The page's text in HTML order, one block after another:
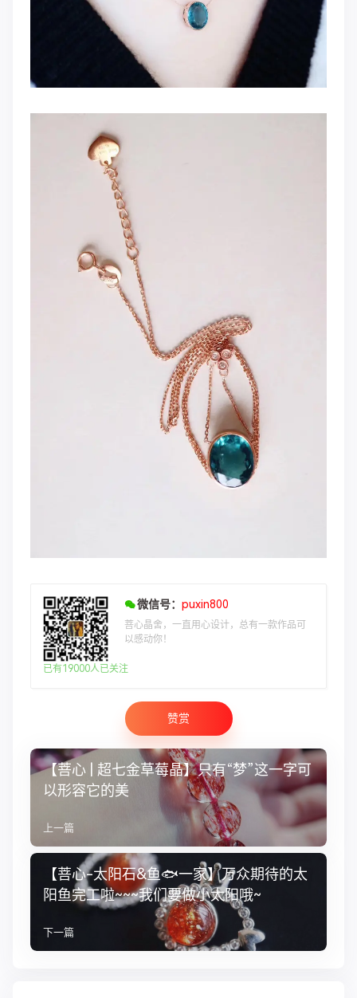
微信号： puxin800
菩心晶舍，一直用心设计，总有一款作品可
以感动你！
已有19000人已关注
赞赏
【菩心 | 超七金草莓晶】只有“梦”这一字可
以形容它的美
上一篇
【菩心-太阳石&鱼🐟一家】万众期待的太
阳鱼完工啦~~~我们要做小太阳哦~
下一篇